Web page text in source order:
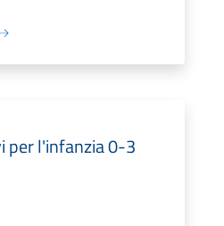
per l'infanzia 0-3